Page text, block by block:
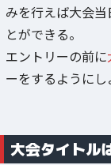
みを行えば大会
とができる。
エントリーの前に
ーをするようにし
大会タイトル